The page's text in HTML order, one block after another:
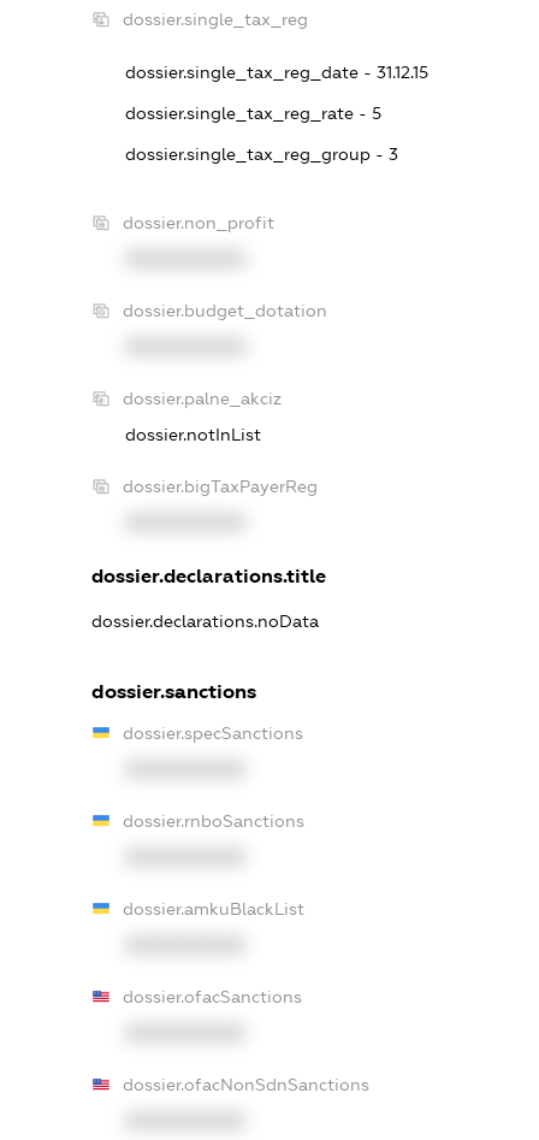
dossier.single_tax_reg
dossier.single_tax_reg_date - 31.12.15
dossier.single_tax_reg_rate - 5
dossier.single_tax_reg_group - 3
dossier.non_profit
dossier.budget_dotation
dossier.palne_akciz
dossier.notInList
dossier.bigTaxPayerReg
dossier.declarations.title
dossier.declarations.noData
dossier.sanctions
dossier.specSanctions
dossier.rnboSanctions
dossier.amkuBlackList
dossier.ofacSanctions
dossier.ofacNonSdnSanctions